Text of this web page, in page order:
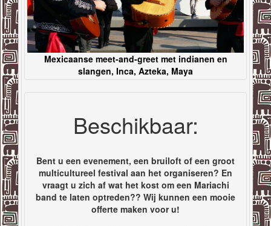
Mexicaanse meet-and-greet met indianen en
slangen, Inca, Azteka, Maya
Beschikbaar:
Bent u een evenement, een bruiloft of een groot
multicultureel festival aan het organiseren? En
vraagt u zich af wat het kost om een Mariachi
band te laten optreden?? Wij kunnen een mooie
offerte maken voor u!